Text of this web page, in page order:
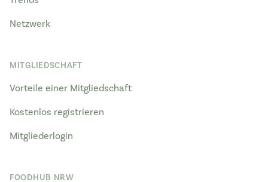
Netzwerk
MITGLIEDSCHAFT
Vorteile einer Mitgliedschaft
Kostenlos registrieren
Mitgliederlogin
FOODHUB NRW